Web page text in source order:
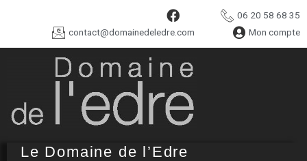
06 20 58 68 35
contact@domainedeledre.com
Mon compte
Le Domaine de l’Edre